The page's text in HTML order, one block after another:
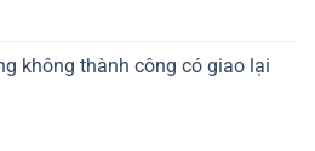
không thành công có giao lại